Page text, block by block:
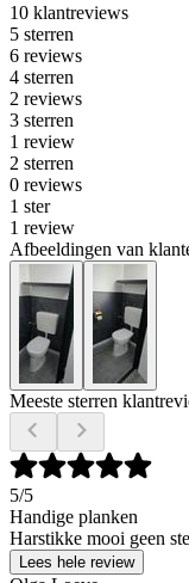
10 klantreviews
5 sterren
6 reviews
4 sterren
2 reviews
3 sterren
1 review
2 sterren
0 reviews
1 ster
1 review
Afbeeldingen van
Meeste sterren
5/5
Handige planken
Harstikke mooi geen
Lees hele review